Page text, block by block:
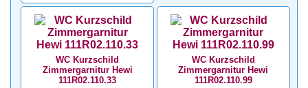
WC Kurzschild
Zimmergarnitur Hewi
111R02.110.33
WC Kurzschild
Zimmergarnitur Hewi
111R02.110.99